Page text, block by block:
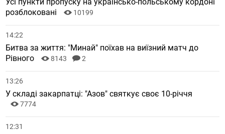
розблоковані
10199
14:22
Битва за життя: "Минай" поїхав на виїзний матч до
Рівного
8143 2
13:26
У складі закарпатці: "Азов" святкує своє 10-річчя
7774
12:31